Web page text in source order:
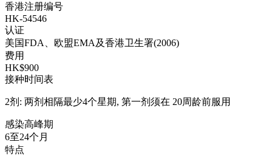
香港注册编号
HK-54546
认证
美国FDA、欧盟EMA及香港卫生署(2006)
费用
HK$900
接种时间表
2剂: 两剂相隔最少4个星期, 第一剂须在 20周龄前服用
感染高峰期
6至24个月
特点